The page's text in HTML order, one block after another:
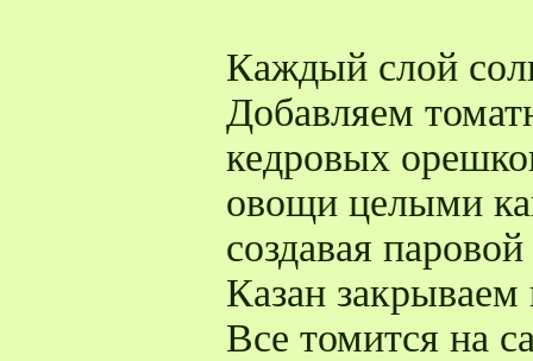
Каждый слой
Добавляем
кедровых
овощи целыми
создавая
Казан
Все томится на